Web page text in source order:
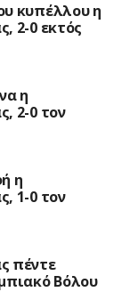
κυπέλλου η
2-0 εκτός
η
2-0 τον
η
1-0 τον
πέντε
Βόλου